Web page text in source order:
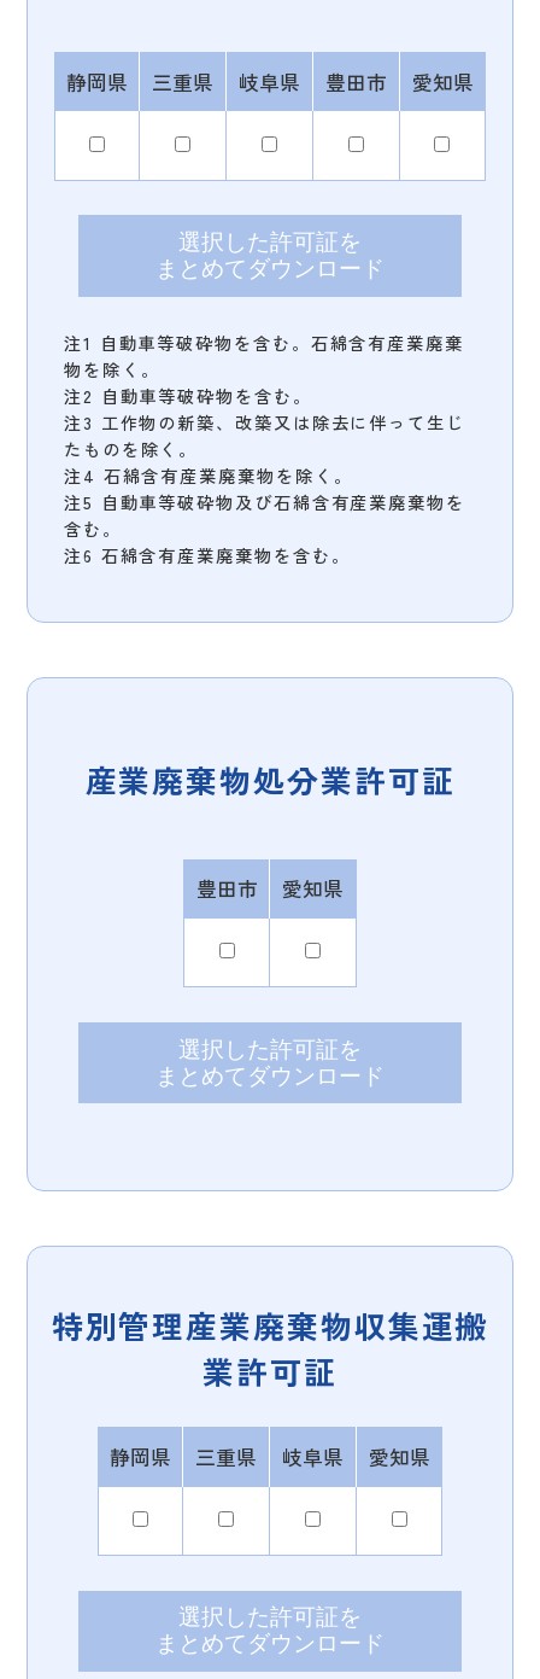
静岡県 三重県 岐阜県 豊田市 愛知県
選択した許可証を
まとめてダウンロード
注1 自動車等破砕物を含む。石綿含有産業廃棄
物を除く。
注2 自動車等破砕物を含む。
注3 工作物の新築、改築又は除去に伴って生じ
たものを除く。
注4 石綿含有産業廃棄物を除く。
注5 自動車等破砕物及び石綿含有産業廃棄物を
含む。
注6 石綿含有産業廃棄物を含む。
産業廃棄物処分業許可証
豊田市 愛知県
選択した許可証を
まとめてダウンロード
特別管理産業廃棄物収集運搬
業許可証
静岡県 三重県 岐阜県 愛知県
選択した許可証を
まとめてダウンロード